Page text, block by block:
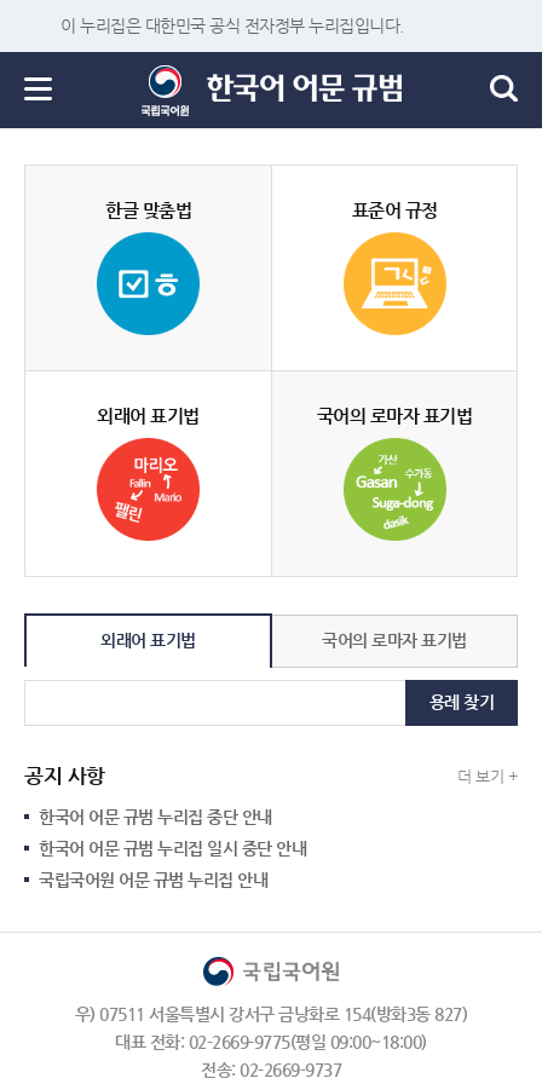
이 누리집은 대한민국 공식 전자정부 누리집입니다.
한글 맞춤법 표준어 규정
외래어 표기법 국어의 로마자 표기법
외래어 표기법 국어의 로마자 표기법
용례 찾기
공지 사항 더 보기 +
한국어 어문 규범 누리집 중단 안내
한국어 어문 규범 누리집 일시 중단 안내
국립국어원 어문 규범 누리집 안내
우) 07511 서울특별시 강서구 금낭화로 154(방화3동 827)
대표 전화: 02-2669-9775(평일 09:00~18:00)
전송: 02-2669-9737